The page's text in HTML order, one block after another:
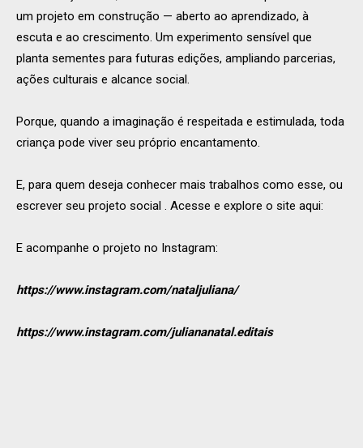
um projeto em construção — aberto ao aprendizado, à
escuta e ao crescimento. Um experimento sensível que
planta sementes para futuras edições, ampliando parcerias,
ações culturais e alcance social.
Porque, quando a imaginação é respeitada e estimulada, toda
criança pode viver seu próprio encantamento.
E, para quem deseja conhecer mais trabalhos como esse, ou
escrever seu projeto social . Acesse e explore o site aqui:
E acompanhe o projeto no Instagram:
https://www.instagram.com/nataljuliana/
https://www.instagram.com/juliananatal.editais